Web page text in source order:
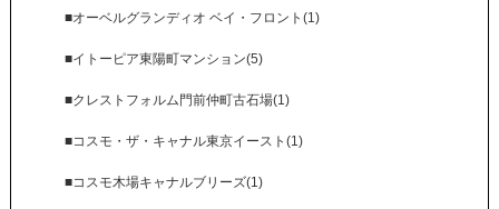
■オーベルグランディオ ベイ・フロント(1)
■イトーピア東陽町マンション(5)
■クレストフォルム門前仲町古石場(1)
■コスモ・ザ・キャナル東京イースト(1)
■コスモ木場キャナルブリーズ(1)